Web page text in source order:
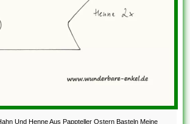
Und Henne Aus Pappteller Ostern Basteln Meine